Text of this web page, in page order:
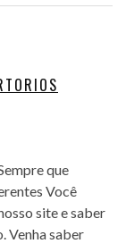
que
Você
site e saber
Venha saber